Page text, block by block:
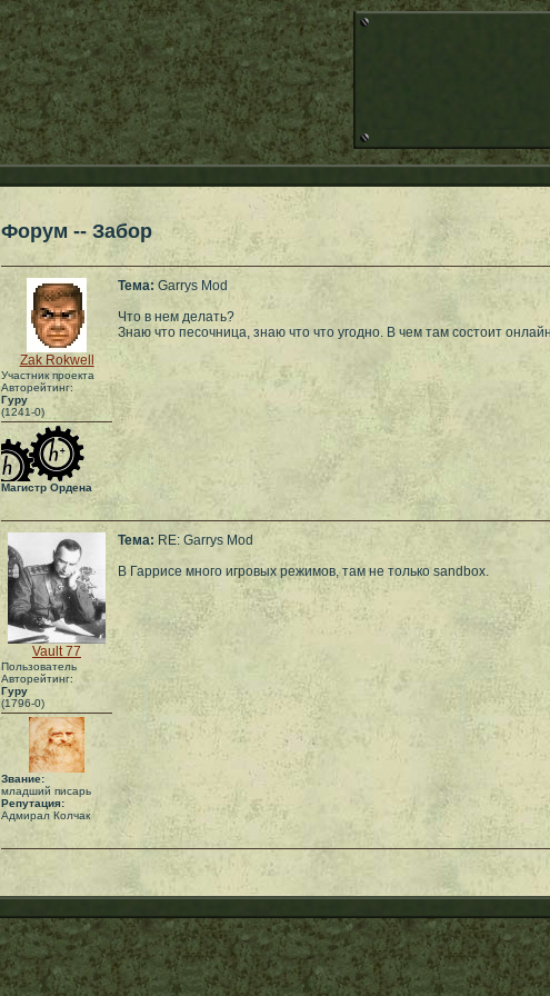
Форум -- Забор
Zak Rokwell
Участник проекта
Авторейтинг:
Гуру
(1241-0)
Магистр Ордена
Тема: Garrys Mod
Что в нем делать?
Знаю что песочница, знаю что что угодно. В чем там состоит
Vault 77
Пользователь
Авторейтинг:
Гуру
(1796-0)
Звание:
младший писарь
Репутация:
Адмирал Колчак
Тема: RE: Garrys Mod
В Гаррисе много игровых режимов, там не только sandbox.